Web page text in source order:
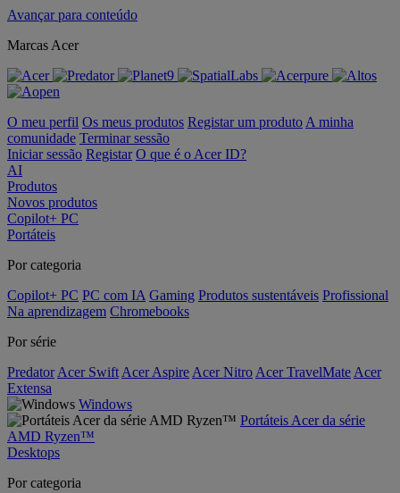
Avançar para conteúdo
Marcas Acer
O meu perfil Os meus produtos Registar um produto A minha
comunidade Terminar sessão
Iniciar sessão Registar O que é o Acer ID?
AI
Produtos
Novos produtos
Copilot+ PC
Portáteis
Por categoria
Copilot+ PC PC com IA Gaming Produtos sustentáveis Profissional
Na aprendizagem Chromebooks
Por série
Predator Acer Swift Acer Aspire Acer Nitro Acer TravelMate Acer
Extensa
Windows
Portáteis Acer da série
AMD Ryzen™
Desktops
Por categoria